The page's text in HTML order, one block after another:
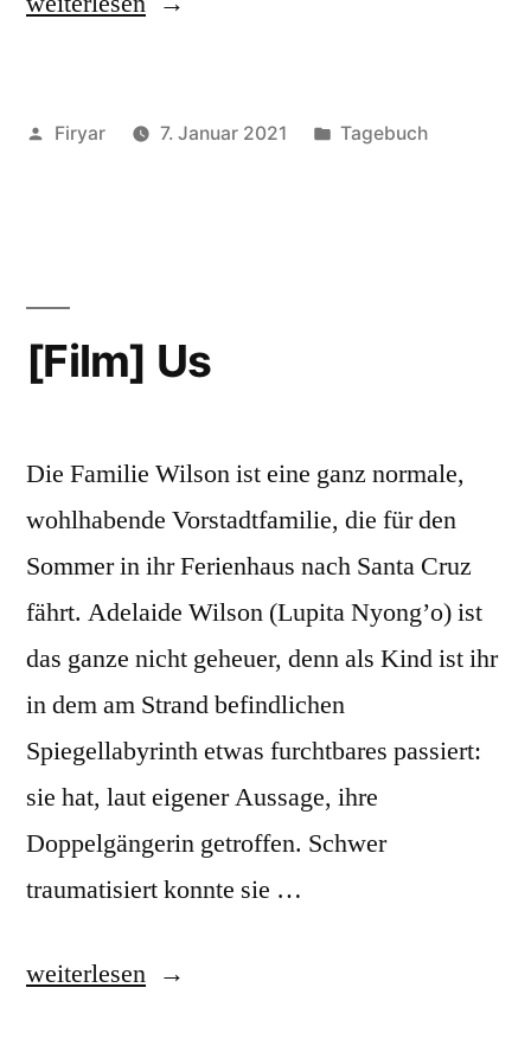
andVeröffentlicht
Firyar 7. Januar 2021
Veröffentlicht
Tagebuch
[Film] Us
Die Familie Wilson ist eine ganz normale,
wohlhabende Vorstadtfamilie, die für den
Sommer in ihr Ferienhaus nach Santa Cruz
fährt. Adelaide Wilson (Lupita Nyong’o) ist
das ganze nicht geheuer, denn als Kind ist ihr
in dem am Strand befindlichen
Spiegellabyrinth etwas furchtbares passiert:
sie hat, laut eigener Aussage, ihre
Doppelgängerin getroffen. Schwer
traumatisiert konnte sie …
„[Film]
weiterlesen